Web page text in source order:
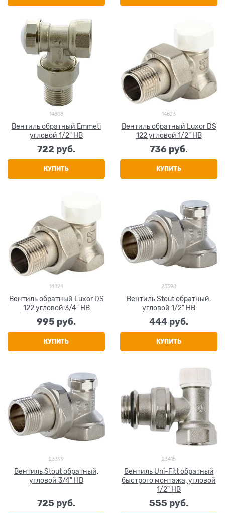
14808
Вентиль обратный Emmeti
угловой 1/2" НВ
722 руб.
КУПИТЬ
14823
Вентиль обратный Luxor DS
122 угловой 1/2" НВ
736 руб.
КУПИТЬ
14824
Вентиль обратный Luxor DS
122 угловой 3/4" НВ
995 руб.
КУПИТЬ
23398
Вентиль Stout обратный,
угловой 1/2" НВ
444 руб.
КУПИТЬ
23399
Вентиль Stout обратный,
угловой 3/4" НВ
725 руб.
23415
Вентиль Uni-Fitt обратный
быстрого монтажа, угловой
1/2" НВ
555 руб.